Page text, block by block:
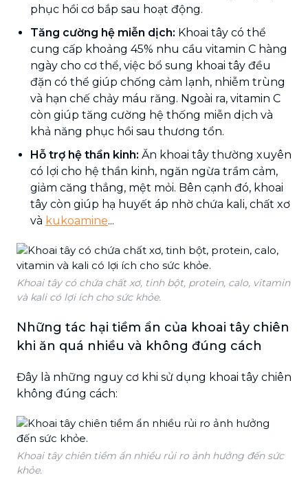
phục hồi cơ bắp sau hoạt động.
Tăng cường hệ miễn dịch: Khoai tây có thể
cung cấp khoảng 45% nhu cầu vitamin C hàng
ngày cho cơ thể, việc bổ sung khoai tây đều
đặn có thể giúp chống cảm lạnh, nhiễm trùng
và hạn chế chảy máu răng. Ngoài ra, vitamin C
còn giúp tăng cường hệ thống miễn dịch và
khả năng phục hồi sau thương tổn.
Hỗ trợ hệ thần kinh: Ăn khoai tây thường xuyên
có lợi cho hệ thần kinh, ngăn ngừa trầm cảm,
giảm căng thẳng, mệt mỏi. Bên cạnh đó, khoai
tây còn giúp hạ huyết áp nhờ chứa kali, chất xơ
và kukoamine...
Khoai tây có chứa chất xơ, tinh bột, protein, calo, vitamin
và kali có lợi ích cho sức khỏe.
Những tác hại tiềm ẩn của khoai tây chiên
khi ăn quá nhiều và không đúng cách
Đây là những nguy cơ khi sử dụng khoai tây chiên
không đúng cách:
Khoai tây chiên tiềm ẩn nhiều rủi ro ảnh hưởng đến sức
khỏe.